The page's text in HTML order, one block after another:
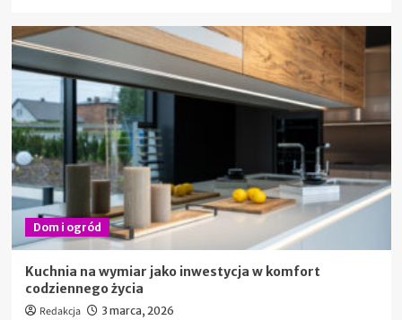
Dom i ogród
Kuchnia na wymiar jako inwestycja w komfort
codziennego życia
Redakcja 3 marca, 2026